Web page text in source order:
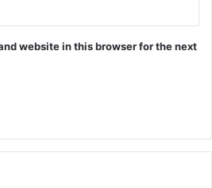
website in this browser for the next